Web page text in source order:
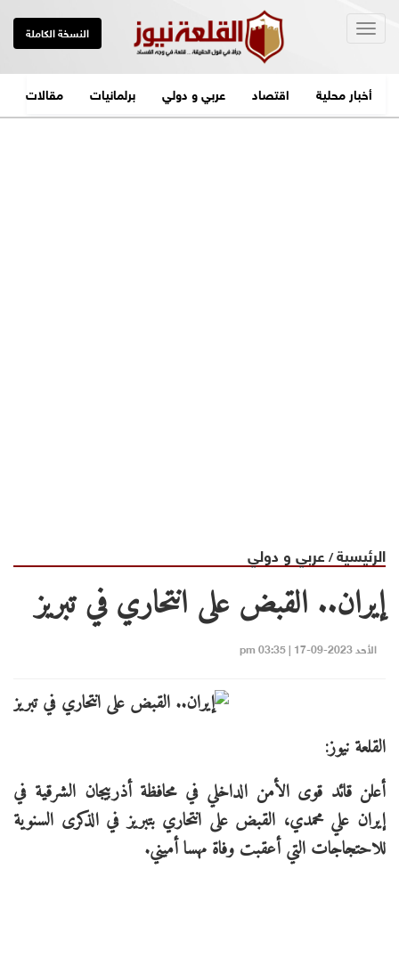
النسخة الكاملة
أخبار محلية اقتصاد عربي و دولي برلمانيات مقالات
الرئيسية/ عربي و دولي
إيران.. القبض على انتحاري في تبريز
الأحد 2023-09-17 | 03:35 pm
القلعة نيوز:
أعلن قائد قوى الأمن الداخلي في محافظة أذربيجان الشرقية في
إيران علي محمدي، القبض على انتحاري بتبريز في الذكرى السنوية
للاحتجاجات التي أعقبت وفاة مهسا أميني.